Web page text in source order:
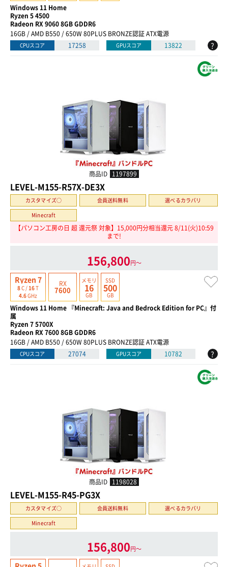
Windows 11 Home
Ryzen 5 4500
Radeon RX 9060 8GB GDDR6
16GB / AMD B550 / 650W 80PLUS BRONZE認証 ATX電源
CPUスコア 17258 GPUスコア 13822 ?
商品ID 1197899
LEVEL-M155-R57X-DE3X
カスタマイズ○ 会員送料無料
選べるカラバリ
Minecraft
【パソコン工房の日 超 還元祭 対象】15,000円分相当還元 8/11(火)10:59
まで!
156,800円〜
Ryzen 7
8C /16T
4.6GHz
RX
7600
メモリ
16
GB
SSD
500
GB
Windows 11 Home 『Minecraft: Java and Bedrock Edition for PC』付
属
Ryzen 7 5700X
Radeon RX 7600 8GB GDDR6
16GB / AMD B550 / 650W 80PLUS BRONZE認証 ATX電源
CPUスコア 27074 GPUスコア 10782 ?
商品ID 1198028
LEVEL-M155-R45-PG3X
カスタマイズ○ 会員送料無料
選べるカラバリ
Minecraft
156,800円〜